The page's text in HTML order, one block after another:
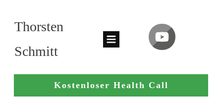
Thorsten
Schmitt
Kostenloser Health Call